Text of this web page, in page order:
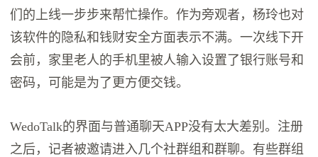
们的上线一步步来帮忙操作。作为旁观者，杨玲也对
该软件的隐私和钱财安全方面表示不满。一次线下开
会前，家里老人的手机里被人输入设置了银行账号和
密码，可能是为了更方便交钱。
WedoTalk的界面与普通聊天APP没有太大差别。注册
之后，记者被邀请进入几个社群组和群聊。有些群组